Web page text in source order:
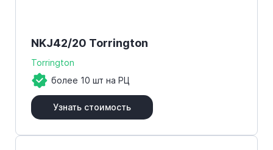
NKJ42/20 Torrington
Torrington
более 10 шт на РЦ
Узнать стоимость